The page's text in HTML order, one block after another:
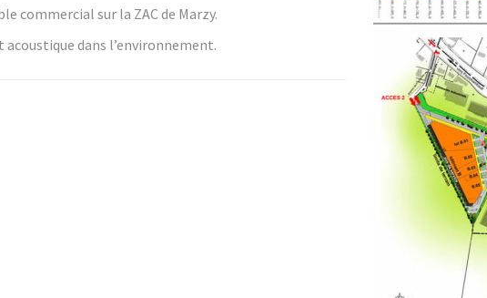
commercial sur la ZAC de Marzy.
acoustique dans l’environnement.